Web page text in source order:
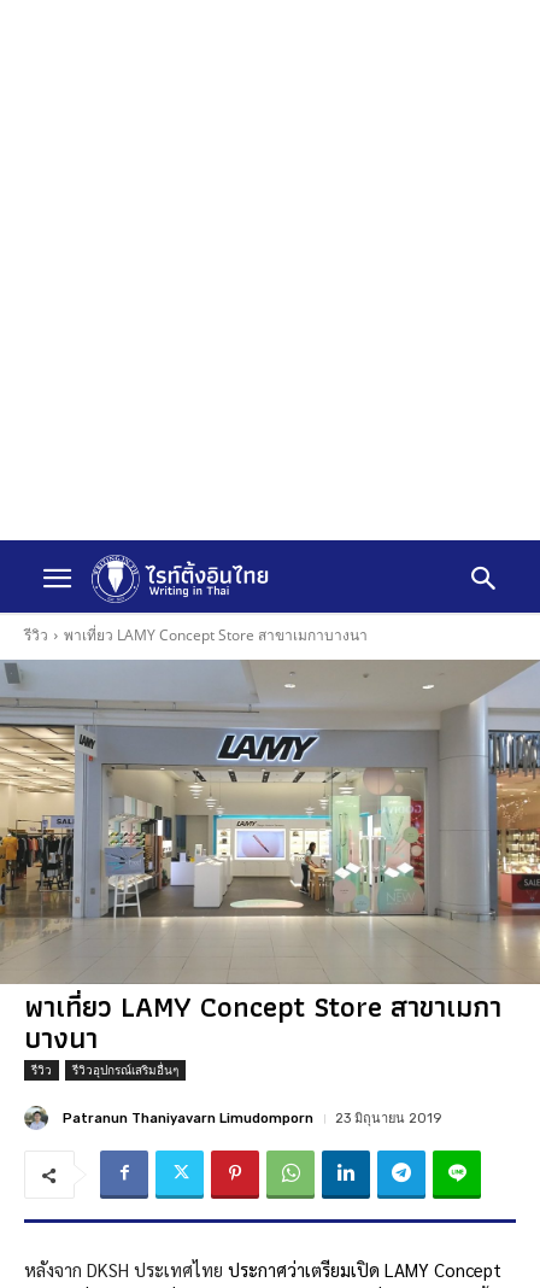
รีวิว พาเที่ยว LAMY Concept Store สาขาเมกาบางนา
พาเที่ยว LAMY Concept Store สาขาเมกา
บางนา
รีวิว รีวิวอุปกรณ์เสริมอื่นๆ
Patranun Thaniyavarn Limudomporn 23 มิถุนายน 2019
หลังจาก DKSH ประเทศไทย ประกาศว่าเตรียมเปิด LAMY Concept